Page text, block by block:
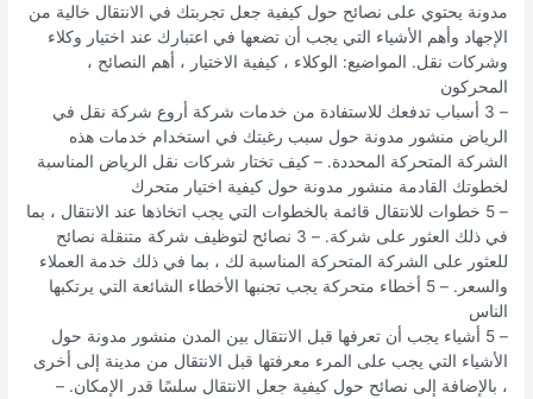
مدونة يحتوي على نصائح حول كيفية جعل تجربتك في الانتقال خالية من
الإجهاد وأهم الأشياء التي يجب أن تضعها في اعتبارك عند اختيار وكلاء
وشركات نقل. المواضيع: الوكلاء ، كيفية الاختيار ، أهم النصائح ،
المحركون
– 3 أسباب تدفعك للاستفادة من خدمات شركة أروع شركة نقل في
الرياض منشور مدونة حول سبب رغبتك في استخدام خدمات هذه
الشركة المتحركة المحددة. – كيف تختار شركات نقل الرياض المناسبة
لخطوتك القادمة منشور مدونة حول كيفية اختيار متحرك
– 5 خطوات للانتقال قائمة بالخطوات التي يجب اتخاذها عند الانتقال ، بما
في ذلك العثور على شركة. – 3 نصائح لتوظيف شركة متنقلة نصائح
للعثور على الشركة المتحركة المناسبة لك ، بما في ذلك خدمة العملاء
والسعر. – 5 أخطاء متحركة يجب تجنبها الأخطاء الشائعة التي يرتكبها
الناس
– 5 أشياء يجب أن تعرفها قبل الانتقال بين المدن منشور مدونة حول
الأشياء التي يجب على المرء معرفتها قبل الانتقال من مدينة إلى أخرى
، بالإضافة إلى نصائح حول كيفية جعل الانتقال سلسًا قدر الإمكان. –